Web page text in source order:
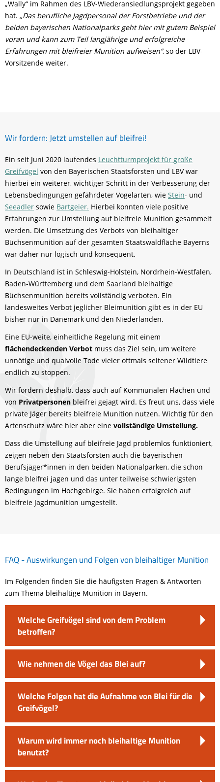
„Wally“ im Rahmen des LBV-Wiederansiedlungsprojekt gegeben
hat. „Das berufliche Jagdpersonal der Forstbetriebe und der
beiden bayerischen Nationalparks geht hier mit gutem Beispiel
voran und kann zum Teil langjährige und erfolgreiche
Erfahrungen mit bleifreier Munition aufweisen“, so der LBV-
Vorsitzende weiter.
Wir fordern: Jetzt umstellen auf bleifrei!
Ein seit Juni 2020 laufendes Leuchtturmprojekt für große
Greifvögel von den Bayerischen Staatsforsten und LBV war
hierbei ein weiterer, wichtiger Schritt in der Verbesserung der
Lebensbedingungen gefährdeter Vogelarten, wie Stein- und
Seeadler sowie Bartgeier. Hierbei konnten viele positive
Erfahrungen zur Umstellung auf bleifreie Munition gesammelt
werden. Die Umsetzung des Verbots von bleihaltiger
Büchsenmunition auf der gesamten Staatswaldfläche Bayerns
war daher nur logisch und konsequent.
In Deutschland ist in Schleswig-Holstein, Nordrhein-Westfalen,
Baden-Württemberg und dem Saarland bleihaltige
Büchsenmunition bereits vollständig verboten. Ein
landesweites Verbot jeglicher Bleimunition gibt es in der EU
bisher nur in Dänemark und den Niederlanden.
Eine EU-weite, einheitliche Regelung mit einem
flächendeckenden Verbot muss das Ziel sein, um weitere
unnötige und qualvolle Tode vieler oftmals seltener Wildtiere
endlich zu stoppen.
Wir fordern deshalb, dass auch auf Kommunalen Flächen und
von Privatpersonen bleifrei gejagt wird. Es freut uns, dass viele
private Jäger bereits bleifreie Munition nutzen. Wichtig für den
Artenschutz wäre hier aber eine vollständige Umstellung.
Dass die Umstellung auf bleifreie Jagd problemlos funktioniert,
zeigen neben den Staatsforsten auch die bayerischen
Berufsjäger*innen in den beiden Nationalparken, die schon
lange bleifrei jagen und das unter teilweise schwierigsten
Bedingungen im Hochgebirge. Sie haben erfolgreich auf
bleifreie Jagdmunition umgestellt.
FAQ - Auswirkungen und Folgen von bleihaltiger Munition
Im Folgenden finden Sie die häufigsten Fragen & Antworten
zum Thema bleihaltige Munition in Bayern.
Welche Greifvögel sind von dem Problem
betroffen?
Wie nehmen die Vögel das Blei auf?
Welche Folgen hat die Aufnahme von Blei für die
Greifvögel?
Warum wird immer noch bleihaltige Munition
benutzt?